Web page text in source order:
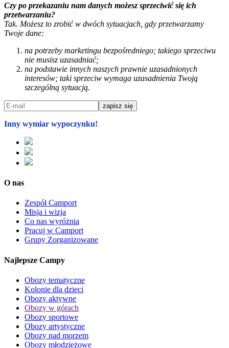
Czy po przekazaniu nam danych możesz sprzeciwić się ich
przetwarzaniu?
Tak. Możesz to zrobić w dwóch sytuacjach, gdy przetwarzamy
Twoje dane:
na potrzeby marketingu bezpośredniego; takiego sprzeciwu
nie musisz uzasadniać;
na podstawie innych naszych prawnie uzasadnionych
interesów; taki sprzeciw wymaga uzasadnienia Twoją
szczególną sytuacją.
Inny wymiar wypoczynku!
O nas
Zespół Camport
Misja i wizja
Co nas wyróżnia
Pracuj w Camport
Grupy Zorganizowane
Najlepsze Campy
Obozy tematyczne
Kolonie dla dzieci
Obozy aktywne
Obozy w górach
Obozy sportowe
Obozy artystyczne
Obozy nad morzem
Obozy młodzieżowe